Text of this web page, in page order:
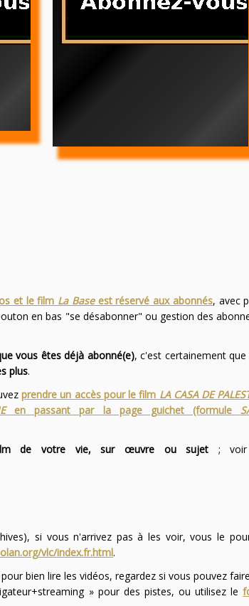
et le film La Baseest réservé aux abonnés, avec
en bas "se désabonner" ou gestion des
vous êtes déjà abonné(e), c'est certainement
plus.
prendre un accès pour le film LA CASA DE
en passant par la page guichet (formule
de votre vie, sur œuvre ou sujet ; voir
si vous n'arrivez pas à les voir, vous le
vlc/index.fr.html.
bien lire les vidéos, regardez si vous pouvez
» pour des pistes, ou utilisez le